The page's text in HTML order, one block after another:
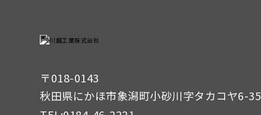
〒018-0143
秋田県にかほ市象潟町小砂川字タカコヤ6-35